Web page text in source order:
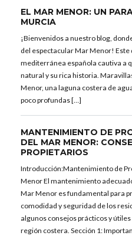
EL MAR MENOR: UN
MURCIA
¡Bienvenidos a nuestro blog,
del espectacular Mar Menor! Este
mediterránea española cautiva a
natural y su rica historia.
Menor, una laguna costera de
poco profundas […]
MANTENIMIENTO DE
DEL MAR MENOR:
PROPIETARIOS
Introducción:Mantenimiento de
Menor El mantenimiento
Mar Menor es fundamental para
comodidad y seguridad de los
algunos consejos prácticos y
región costera. Sección 1: